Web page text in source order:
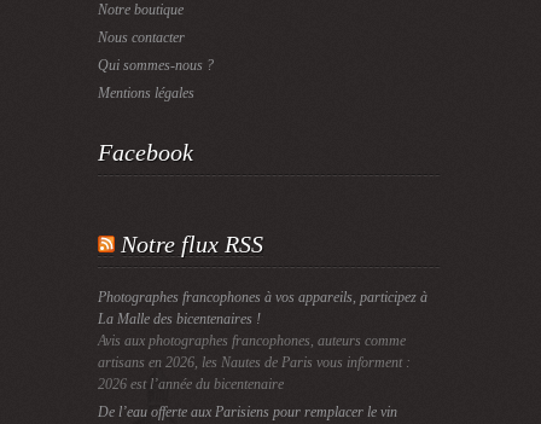
Notre boutique
Nous contacter
Qui sommes-nous ?
Mentions légales
Facebook
Notre flux RSS
Photographes francophones à vos appareils, participez à
La Malle des bicentenaires !
Avis aux photographes francophones, auteurs comme
artisans en 2026, les Nautes de Paris vous informent :
2026 est l’année du bicentenaire
De l’eau offerte aux Parisiens pour remplacer le vin